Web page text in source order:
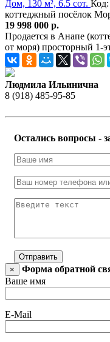
Дом, 130 м², 6.5 сот. Код:
коттеджный посёлок
19 998 000 р.
Продается в Анапе
от моря) просторный
Людмила Ильинична
8 (918) 485-95-85
Остались вопросы -
Отправить
×
Форма обратной
Ваше имя
E-Mail